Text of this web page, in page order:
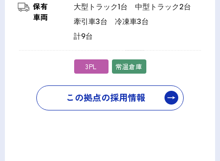
保有
車両
大型トラック1台 中型トラック2台
牽引車3台 冷凍車3台
計9台
3PL 常温倉庫
この拠点の採用情報